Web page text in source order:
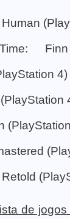
Time:
4)
lista de